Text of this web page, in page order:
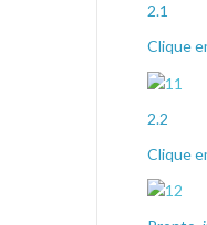
2.1
Clique
2.2
Clique